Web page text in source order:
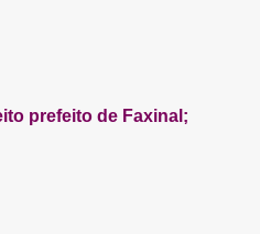
prefeito de Faxinal;